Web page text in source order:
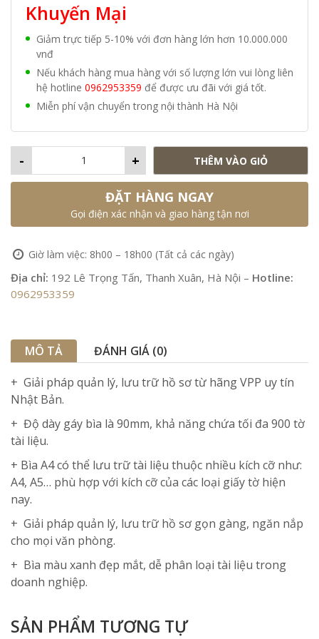
Khuyến Mại
Giảm trực tiếp 5-10% với đơn hàng lớn hơn 10.000.000
vnđ
Nếu khách hàng mua hàng với số lượng lớn vui lòng liên
hệ hotline 0962953359 để được ưu đãi với giá tốt.
Miễn phí vận chuyển trong nội thành Hà Nội
+
- THÊM VÀO GIỎ
ĐẶT HÀNG NGAY
Gọi điện xác nhận và giao hàng tận nơi
Giờ làm việc: 8h00 – 18h00 (Tất cả các ngày)
Địa chỉ: 192 Lê Trọng Tấn, Thanh Xuân, Hà Nội – Hotline:
0962953359
MÔ TẢ
ĐÁNH GIÁ (0)
+ Giải pháp quản lý, lưu trữ hồ sơ từ hãng VPP uy tín
Nhật Bản.
+ Độ dày gáy bìa là 90mm, khả năng chứa tối đa 900 tờ
tài liệu.
+ Bìa A4 có thể lưu trữ tài liệu thuộc nhiều kích cỡ như:
A4, A5… phù hợp với kích cỡ của các loại giấy tờ hiện
nay.
+ Giải pháp quản lý, lưu trữ hồ sơ gọn gàng, ngăn nắp
cho mọi văn phòng.
+ Bìa màu xanh đẹp mắt, dễ phân loại tài liệu trong
doanh nghiệp.
SẢN PHẨM TƯƠNG TỰ